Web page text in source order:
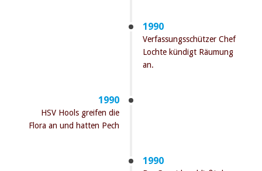
1990
Verfassungsschützer Chef
Lochte kündigt Räumung
an.
1990
HSV Hools greifen die
Flora an und hatten Pech
1990